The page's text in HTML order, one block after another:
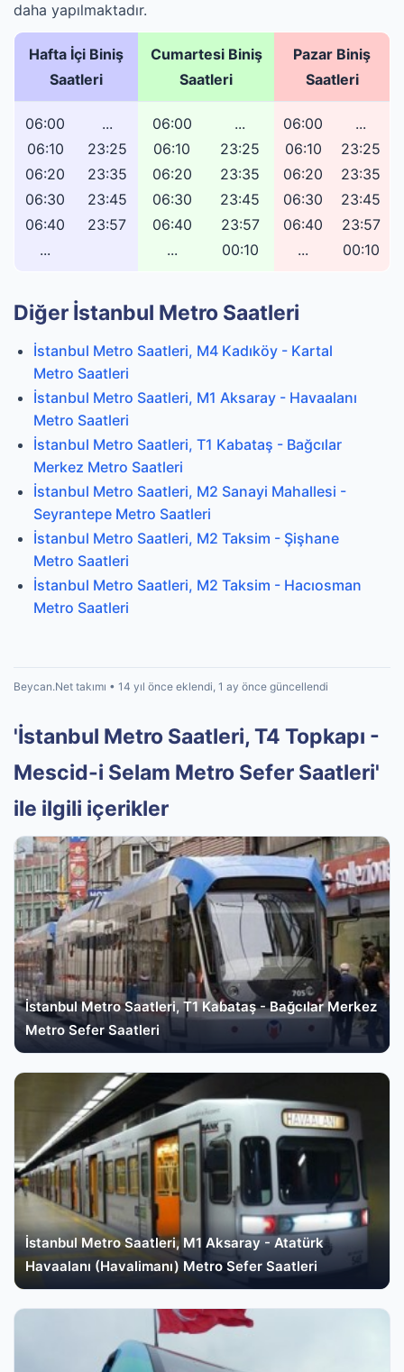
daha yapılmaktadır.
Hafta İçi Biniş
Saatleri
Cumartesi Biniş
Saatleri
Pazar Biniş
Saatleri
06:00
06:10
06:20
06:30
06:40
...
...
23:25
23:35
23:45
23:57
06:00
06:10
06:20
06:30
06:40
...
...
23:25
23:35
23:45
23:57
00:10
06:00
06:10
06:20
06:30
06:40
...
...
23:25
23:35
23:45
23:57
00:10
Diğer İstanbul Metro Saatleri
İstanbul Metro Saatleri, M4 Kadıköy - Kartal
Metro Saatleri
İstanbul Metro Saatleri, M1 Aksaray - Havaalanı
Metro Saatleri
İstanbul Metro Saatleri, T1 Kabataş - Bağcılar
Merkez Metro Saatleri
İstanbul Metro Saatleri, M2 Sanayi Mahallesi -
Seyrantepe Metro Saatleri
İstanbul Metro Saatleri, M2 Taksim - Şişhane
Metro Saatleri
İstanbul Metro Saatleri, M2 Taksim - Hacıosman
Metro Saatleri
Beycan.Net takımı • 14 yıl önce eklendi, 1 ay önce güncellendi
'İstanbul Metro Saatleri, T4 Topkapı -
Mescid-i Selam Metro Sefer Saatleri'
ile ilgili içerikler
İstanbul Metro Saatleri, T1 Kabataş - Bağcılar Merkez
Metro Sefer Saatleri
İstanbul Metro Saatleri, M1 Aksaray - Atatürk
Havaalanı (Havalimanı) Metro Sefer Saatleri